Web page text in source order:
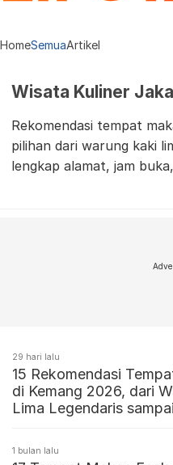
HomeSemuaArtikel
Wisata Kuliner
Rekomendasi tempat
pilihan dari warung kaki
lengkap alamat, jam
29 hari lalu
15 Rekomendasi
di Kemang 2026, dari
Lima Legendaris
1 bulan lalu